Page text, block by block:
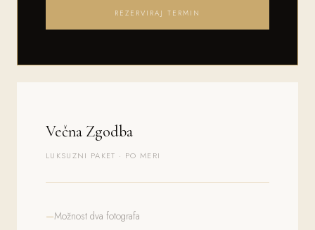
REZERVIRAJ TERMIN
Večna Zgodba
LUKSUZNI PAKET · PO MERI
Možnost dva fotografa